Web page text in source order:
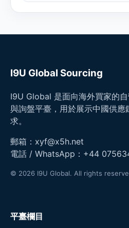
I9U Global Sourcing
I9U Global 是面向海外買家的
與詢盤平臺，用於展示中國供應
求。
郵箱： xyf@x5h.net
電話 / WhatsApp： +44
© 2026 I9U Global. All rights
平臺欄目